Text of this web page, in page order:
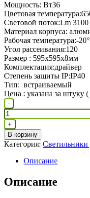
Мощность: Вт36
Цветовая
Световой поток:Lm
Материал корпуса:
Рабочая температура:-
Угол рассеивания:120
Размер : 595х595х8мм
Комплектация:драйвер
Степень защиты IP:IP40
Тип: встраиваемый
Цена : указана за штуку
Количество
товара
Панель
светодиодная
ультратонкая
ОПАЛ
36Вт
-
+
В корзину
Категория: Светильники
Описание
Описание